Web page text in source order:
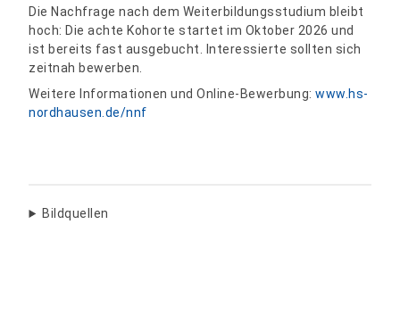
Die Nachfrage nach dem Weiterbildungsstudium bleibt
hoch: Die achte Kohorte startet im Oktober 2026 und
ist bereits fast ausgebucht. Interessierte sollten sich
zeitnah bewerben.
Weitere Informationen und Online-Bewerbung:www.hs-
nordhausen.de/nnf
Bildquellen